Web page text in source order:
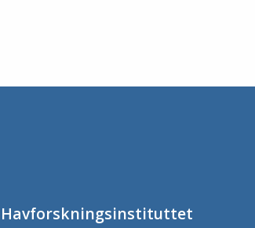
Havforskningsinstituttet